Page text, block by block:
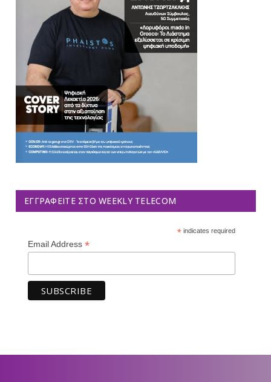
ΕΓΓΡΑΦΕΊΤΕ ΣΤΟ WEEKLY TELECOM
*indicates required
Email Address *